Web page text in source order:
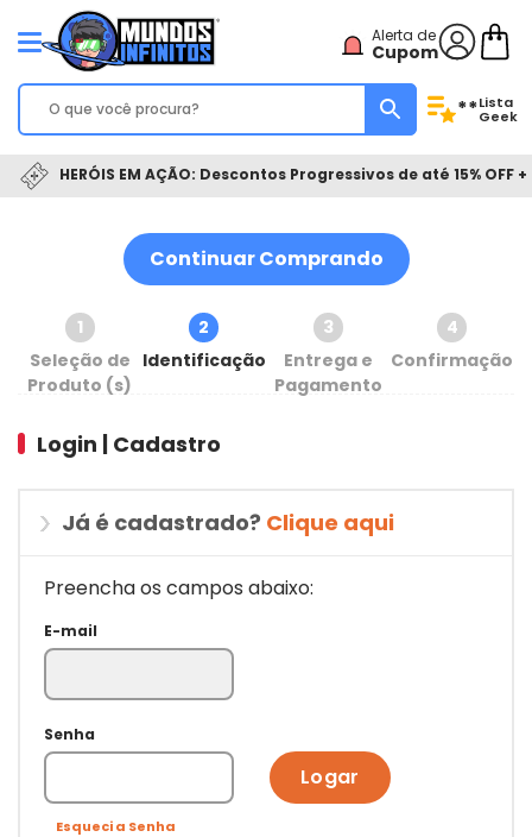
Alerta de
Cupom
**Lista
Geek
HERÓIS EM AÇÃO: Descontos Progressivos de até 15% OFF
Continuar Comprando
1
Seleção de
Produto (s)
2
Identificação
3
Entrega e
Pagamento
4
Confirmação
Login | Cadastro
Já é cadastrado? Clique aqui
Preencha os campos abaixo:
E-mail
Senha
Logar
Esqueci a Senha